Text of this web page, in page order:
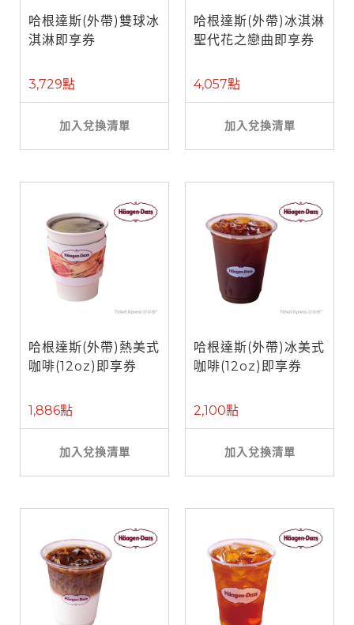
哈根達斯(外帶)雙球冰
淇淋即享券
3,729點
加入兌換清單
哈根達斯(外帶)冰淇淋
聖代花之戀曲即享券
4,057點
加入兌換清單
哈根達斯(外帶)熱美式
咖啡(12oz)即享券
1,886點
加入兌換清單
哈根達斯(外帶)冰美式
咖啡(12oz)即享券
2,100點
加入兌換清單